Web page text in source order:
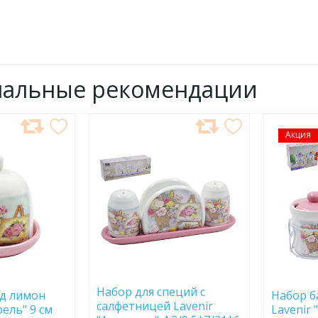
рекомендации
лимон
9 см
ИЗБРАННОЕ
Набор для специй с
салфетницей Lavenir
Акция
В
Набор
Lavenir